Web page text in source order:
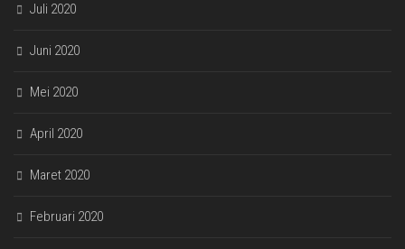
Juli 2020
Juni 2020
Mei 2020
April 2020
Maret 2020
Februari 2020